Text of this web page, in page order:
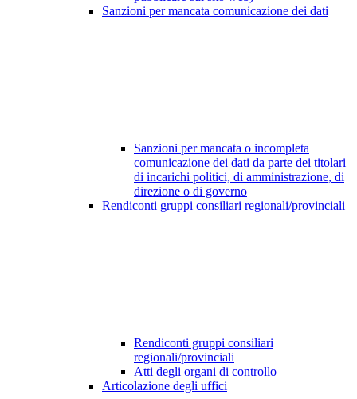
Sanzioni per mancata comunicazione dei dati
Sanzioni per mancata o incompleta
comunicazione dei dati da parte dei titolari
di incarichi politici, di amministrazione, di
direzione o di governo
Rendiconti gruppi consiliari regionali/provinciali
Rendiconti gruppi consiliari
regionali/provinciali
Atti degli organi di controllo
Articolazione degli uffici